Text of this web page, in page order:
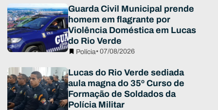
Guarda Civil Municipal prende
homem em flagrante por
Violência Doméstica em Lucas
do Rio Verde
Polícia• 07/08/2026
Lucas do Rio Verde sediada
aula magna do 35º Curso de
Formação de Soldados da
Polícia Militar